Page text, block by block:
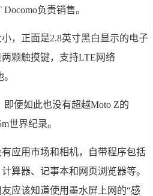
负责销售。
，正面是2.8英寸黑白显示的电子
颗触摸键，支持LTE网络
即便如此也没有超越Moto Z的
世界纪录。
应用市场和相机，自带程序包括
算器、记事本和网页浏览器等。
应该知道使用墨水屏上网的“感